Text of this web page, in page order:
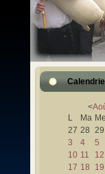
<
L
Ma Me
27 28 29
3
4 5
10 11 12
17 18 19